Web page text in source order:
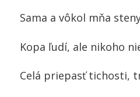
Sama a vôkol mňa
Kopa ľudí, ale nikoho
Celá priepasť tichosti,